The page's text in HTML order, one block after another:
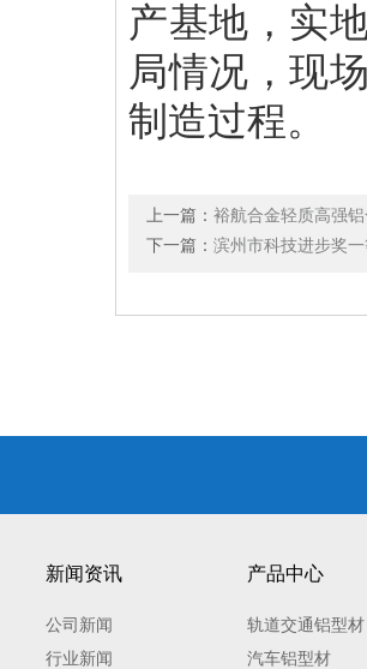
产基地，实
局情况，现
制造过程。
上一篇： 裕航合金轻质高强
下一篇： 滨州市科技进步奖
新闻资讯
公司新闻
行业新闻
产品中心
轨道交通铝型材
汽车铝型材